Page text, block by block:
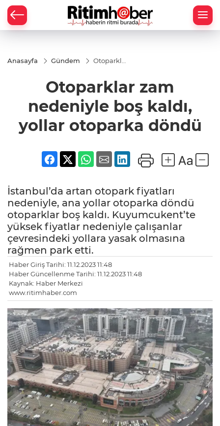
Anasayfa Gündem
Otoparklar
boş kaldı,
yollar
otoparka
döndü
Otoparklar zam
nedeniyle boş kaldı,
yollar otoparka döndü
İstanbul’da artan otopark fiyatları
nedeniyle, ana yollar otoparka döndü
otoparklar boş kaldı. Kuyumcukent’te
yüksek fiyatlar nedeniyle çalışanlar
çevresindeki yollara yasak olmasına
rağmen park etti.
Haber Giriş Tarihi: 11.12.2023 11:48
Haber Güncellenme Tarihi: 11.12.2023 11:48
Kaynak: Haber Merkezi
www.ritimhaber.com